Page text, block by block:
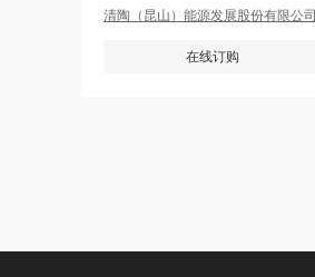
清陶（昆山）能源发展股份有限公司
在线订购